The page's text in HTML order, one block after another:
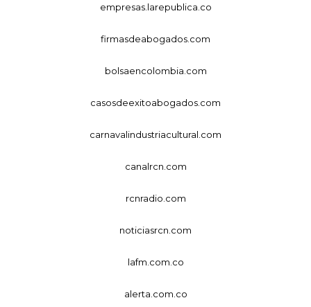
empresas.larepublica.co
firmasdeabogados.com
bolsaencolombia.com
casosdeexitoabogados.com
carnavalindustriacultural.com
canalrcn.com
rcnradio.com
noticiasrcn.com
lafm.com.co
alerta.com.co